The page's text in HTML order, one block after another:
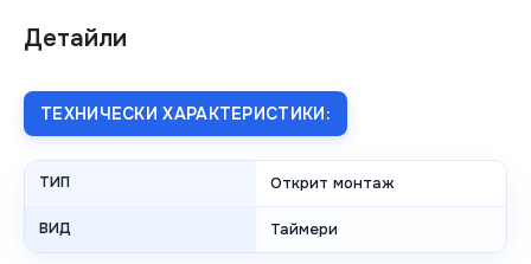
Детайли
ТЕХНИЧЕСКИ ХАРАКТЕРИСТИКИ:
ТИП Открит монтаж
ВИД Таймери